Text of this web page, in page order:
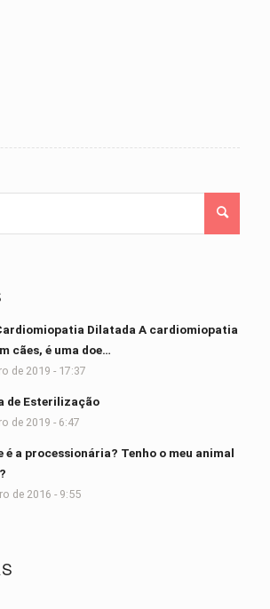
Dilatada A cardiomiopatia
cães, é uma doe…
de 2019 - 17:37
de Esterilização
de 2019 - 6:47
é a processionária? Tenho o meu animal
de 2016 - 9:55